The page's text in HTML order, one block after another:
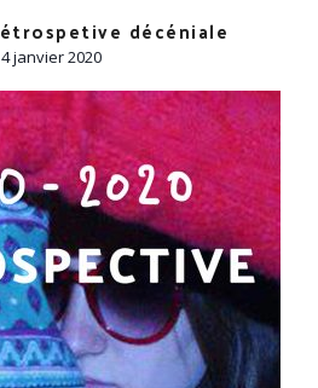
décéniale
janvier 2020